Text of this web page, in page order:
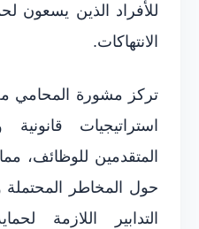
للأفراد الذين يسعون
الانتهاكات.
تركز مشورة
استراتيجيات قانونية
المتقدمين للوظائف،
حول المخاطر المحتملة
التدابير اللازمة